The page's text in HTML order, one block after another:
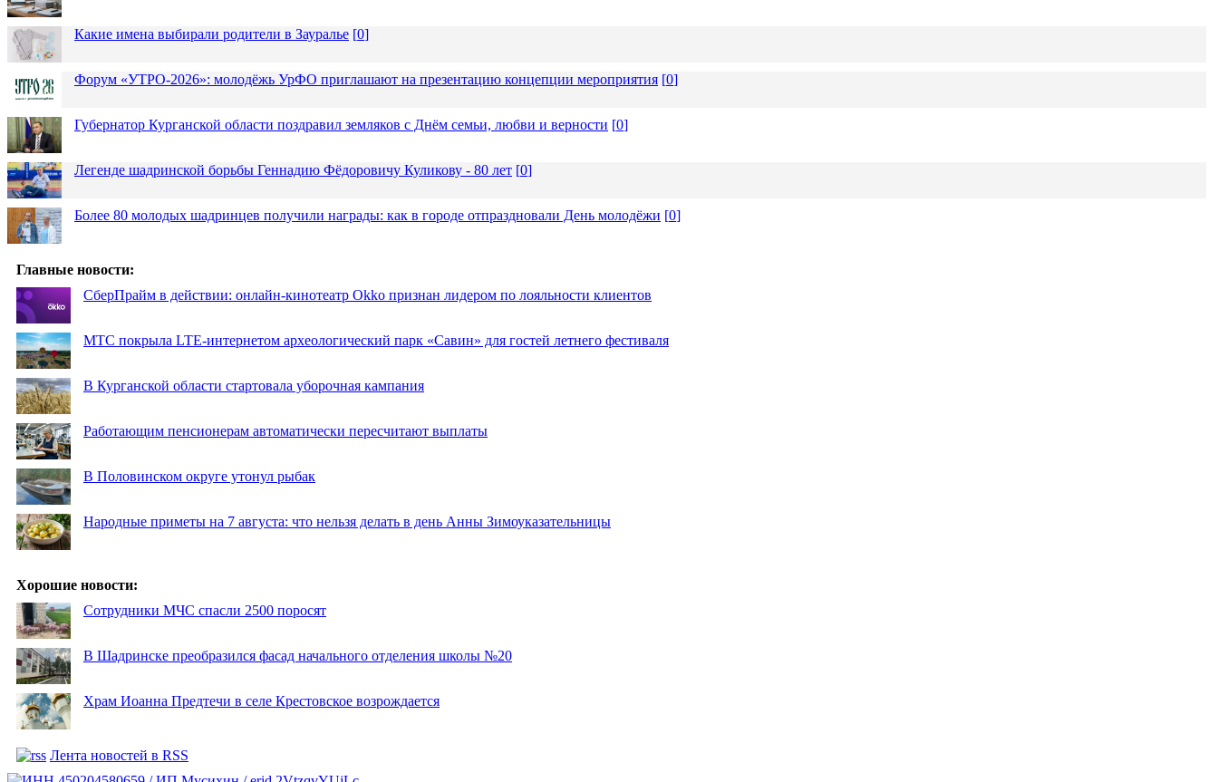
Какие имена выбирали родители в Зауралье [0]
Форум «УТРО-2026»: молодёжь УрФО приглашают на презентацию концепции мероприятия [0]
Губернатор Курганской области поздравил земляков с Днём семьи, любви и верности [0]
Легенде шадринской борьбы Геннадию Фёдоровичу Куликову - 80 лет [0]
Более 80 молодых шадринцев получили награды: как в городе отпраздновали День молодёжи [0]
Главные новости:
СберПрайм в действии: онлайн-кинотеатр Okko признан лидером по лояльности клиентов
МТС покрыла LTE-интернетом археологический парк «Савин» для гостей летнего фестиваля
В Курганской области стартовала уборочная кампания
Работающим пенсионерам автоматически пересчитают выплаты
В Половинском округе утонул рыбак
Народные приметы на 7 августа: что нельзя делать в день Анны Зимоуказательницы
Хорошие новости:
Сотрудники МЧС спасли 2500 поросят
В Шадринске преобразился фасад начального отделения школы №20
Храм Иоанна Предтечи в селе Крестовское возрождается
Лента новостей в RSS